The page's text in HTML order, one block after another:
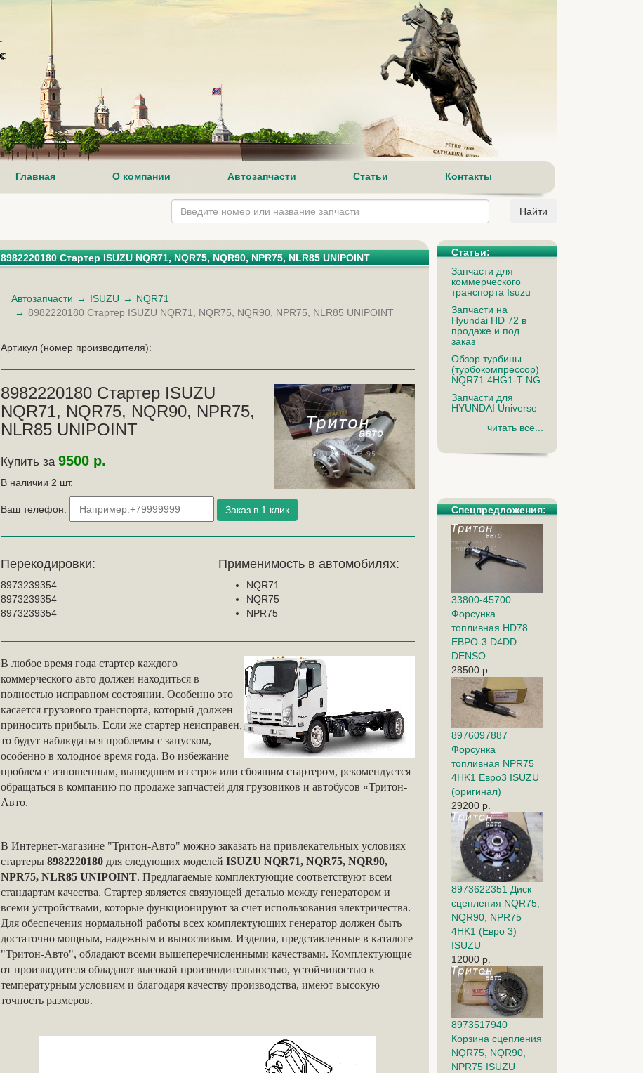
Главная О компании Автозапчасти Статьи Контакты
8982220180 Стартер ISUZU NQR71, NQR75, NQR90, NPR75, NLR85 UNIPOINT
Автозапчасти ISUZU
NQR71
8982220180 Стартер ISUZU NQR71, NQR75, NQR90, NPR75, NLR85 UNIPOINT
Артикул (номер производителя):
8982220180 Стартер ISUZU
NQR71, NQR75, NQR90, NPR75,
NLR85 UNIPOINT
Купить за 9500 р.
В наличии 2 шт.
Ваш телефон:
Перекодировки:
8973239354
8973239354
8973239354
Применимость в автомобилях:
NQR71
NQR75
NPR75
В любое время года стартер каждого
коммерческого авто должен находиться в
полностью исправном состоянии. Особенно это
касается грузового транспорта, который должен
приносить прибыль. Если же стартер неисправен,
то будут наблюдаться проблемы с запуском,
особенно в холодное время года. Во избежание
проблем с изношенным, вышедшим из строя или сбоящим стартером, рекомендуется
обращаться в компанию по продаже запчастей для грузовиков и автобусов «Тритон-
Авто.
В Интернет-магазине "Тритон-Авто" можно заказать на привлекательных условиях
стартеры 8982220180 для следующих моделей ISUZU NQR71, NQR75, NQR90,
NPR75, NLR85 UNIPOINT. Предлагаемые комплектующие соответствуют всем
стандартам качества. Стартер является связующей деталью между генератором и
всеми устройствами, которые функционируют за счет использования электричества.
Для обеспечения нормальной работы всех комплектующих генератор должен быть
достаточно мощным, надежным и выносливым. Изделия, представленные в каталоге
"Тритон-Авто", обладают всеми вышеперечисленными качествами. Комплектующие
от производителя обладают высокой производительностью, устойчивостью к
температурным условиям и благодаря качеству производства, имеют высокую
точность размеров.
Статьи:
Запчасти для
коммерческого
транспорта Isuzu
Запчасти на
Hyundai HD 72 в
продаже и под
заказ
Обзор турбины
(турбокомпрессор)
NQR71 4HG1-T NG
Запчасти для
HYUNDAI Universe
читать все...
Спецпредложения:
33800-45700
Форсунка
топливная HD78
ЕВРО-3 D4DD
DENSO
28500 р.
8976097887
Форсунка
топливная NPR75
4HK1 Евро3 ISUZU
(оригинал)
29200 р.
8973622351 Диск
сцепления NQR75,
NQR90, NPR75
4HK1 (Евро 3)
ISUZU
12000 р.
8973517940
Корзина сцепления
NQR75, NQR90,
NPR75 ISUZU